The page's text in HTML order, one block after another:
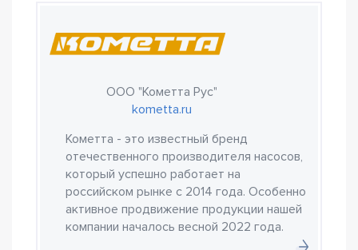
ООО "Кометта Рус"
kometta.ru
Кометта - это известный бренд
отечественного производителя насосов,
который успешно работает на
российском рынке с 2014 года. Особенно
активное продвижение продукции нашей
компании началось весной 2022 года.